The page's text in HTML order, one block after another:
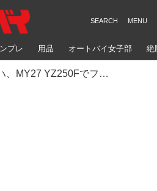
プレ 用品 オートバイ女子部 絶
ヤマハ、MY27 YZ250Fでフルモデルチェンジ。新エンジンで衝撃の+700rpm